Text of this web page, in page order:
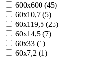
600x600 (45)
60x10,7 (5)
60x119,5 (23)
60x14,5 (7)
60x33 (1)
60x7,2 (1)